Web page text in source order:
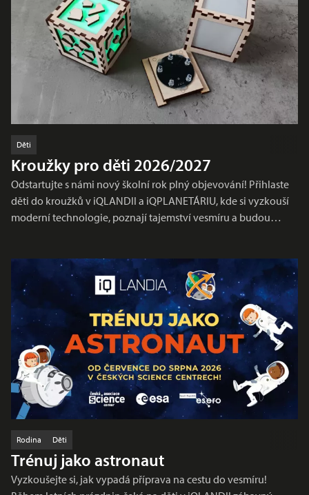
Děti
Kroužky pro děti 2026/2027
Odstartujte s námi nový školní rok plný objevování! Přihlaste
děti do kroužků v iQLANDII a iQPLANETÁRIU, kde si vyzkouší
moderní technologie, poznají tajemství vesmíru a budou…
Rodina Děti
Trénuj jako astronaut
Vyzkoušejte si, jak vypadá příprava na cestu do vesmíru!